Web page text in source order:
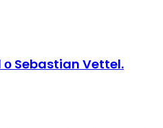
ο Sebastian Vettel.